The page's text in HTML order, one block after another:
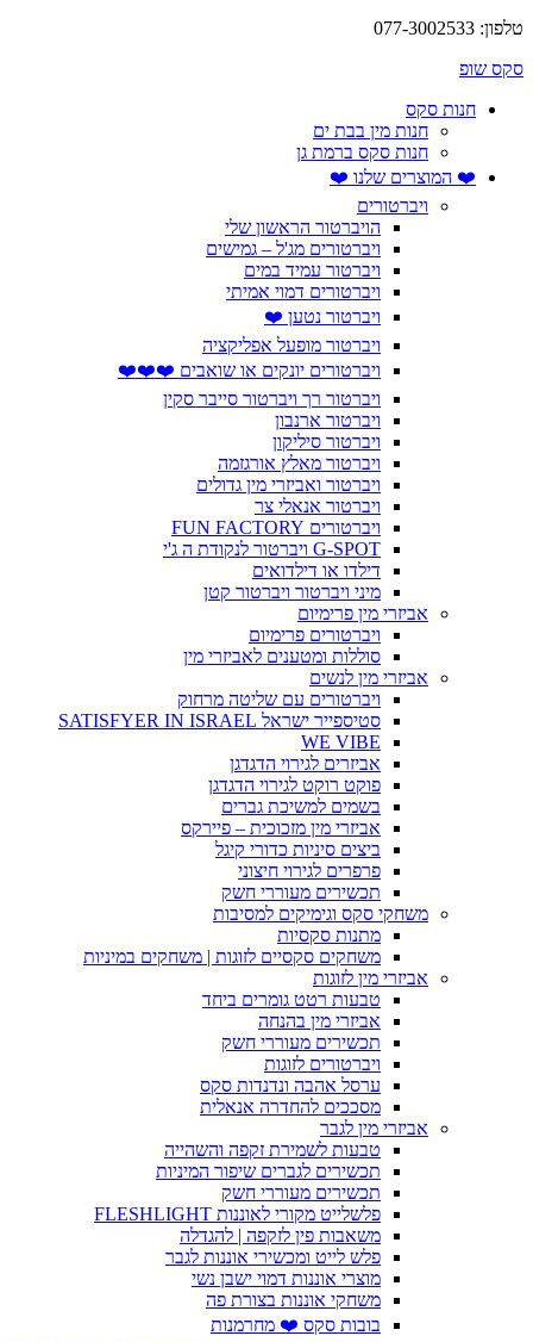
טלפון: 077-3002533
סקס שופ
חנות סקס
חנות מין בבת ים
חנות סקס ברמת גן
❤️ המוצרים שלנו ❤️
ויברטורים
הויברטור הראשון שלי
ויברטורים מג'ל – גמישים
ויברטור עמיד במים
ויברטורים דמוי אמיתי
ויברטור נטען ❤️
ויברטור מופעל אפליקציה
ויברטורים יונקים או שואבים ❤️❤️❤️
ויברטור רך ויברטור סייבר סקין
ויברטור ארנבון
ויברטור סיליקון
ויברטור מאלץ אורגזמה
ויברטור ואביזרי מין גדולים
ויברטור אנאלי צר
ויברטורים FUN FACTORY
G-SPOT ויברטור לנקודת ה ג'י
דילדו או דילדואים
מיני ויברטור ויברטור קטן
אביזרי מין פרימיום
ויברטורים פרימיום
סוללות ומטענים לאביזרי מין
אביזרי מין לנשים
ויברטורים עם שליטה מרחוק
סטיספייר ישראל SATISFYER IN ISRAEL
WE VIBE
אביזרים לגירוי הדגדגן
פוקט רוקט לגירוי הדגדגן
בשמים למשיכת גברים
אביזרי מין מזכוכית – פיירקס
ביצים סיניות כדורי קיגל
פרפרים לגירוי חיצוני
תכשירים מעוררי חשק
משחקי סקס וגימיקים למסיבות
מתנות סקסיות
משחקים סקסיים לזוגות | משחקים במיניות
אביזרי מין לזוגות
טבעות רטט גומרים ביחד
אביזרי מין בהנחה
תכשירים מעוררי חשק
ויברטורים לזוגות
ערסל אהבה ונדנדות סקס
מסככים להחדרה אנאלית
אביזרי מין לגבר
טבעות לשמירת זקפה והשהייה
תכשירים לגברים שיפור המיניות
תכשירים מעוררי חשק
פלשלייט מקורי לאוננות FLESHLIGHT
משאבות פין לזקפה | להגדלה
פלש לייט ומכשירי אוננות לגבר
מוצרי אוננות דמוי ישבן נשי
משחקי אוננות בצורת פה
בובות סקס ❤️ מחרמנות